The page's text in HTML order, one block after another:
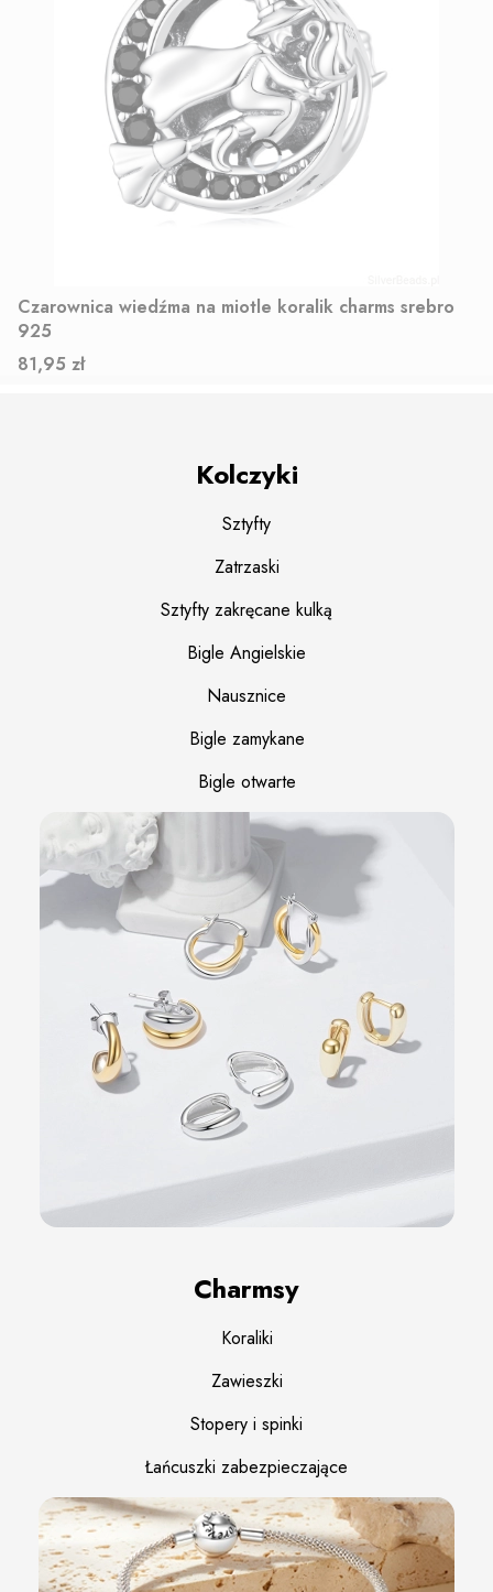
Czarownica wiedźma na miotle koralik charms srebro
925
Cena
81,95 zł
Kolczyki
Sztyfty
Zatrzaski
Sztyfty zakręcane kulką
Bigle Angielskie
Nausznice
Bigle zamykane
Bigle otwarte
Charmsy
Koraliki
Zawieszki
Stopery i spinki
Łańcuszki zabezpieczające